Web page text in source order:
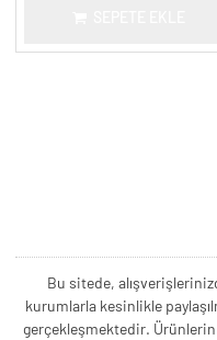
Bu sitede,
kurumlarla kesinlikle
gerçekleşmektedir.